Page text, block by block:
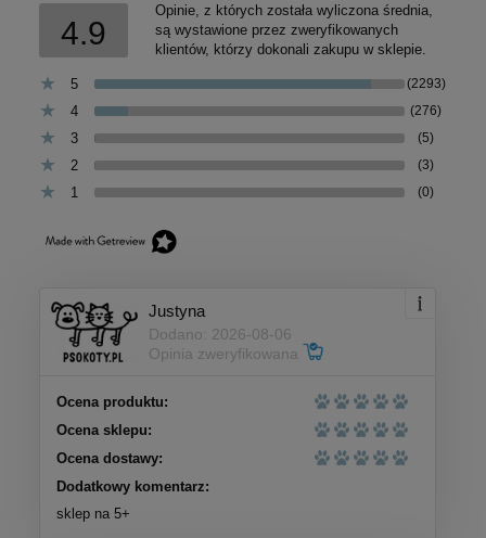
4.9
Opinie, z których została wyliczona średnia,
są wystawione przez zweryfikowanych
klientów, którzy dokonali zakupu w sklepie.
5 (2293)
4 (276)
3 (5)
2 (3)
1 (0)
Justyna
Dodano: 2026-08-06
Opinia zweryfikowana
Ocena produktu:
Ocena sklepu:
Ocena dostawy:
Dodatkowy komentarz:
sklep na 5+